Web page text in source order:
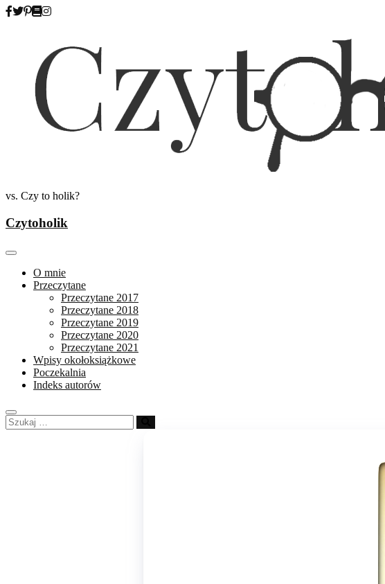
Skip
vs. Czy to holik?
Czytoholik
O mnie
Przeczytane
Przeczytane 2017
Przeczytane 2018
Przeczytane 2019
Przeczytane 2020
Przeczytane 2021
Wpisy okołoksiążkowe
Poczekalnia
Indeks autorów
Szukaj
…